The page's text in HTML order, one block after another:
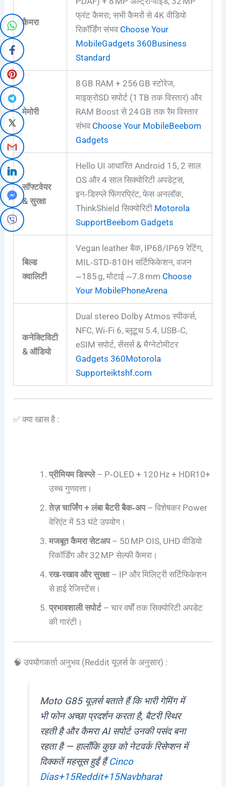
कैमरा
फ्रंट कैमरा; सभी कैमरों से 4K वीडियो
रिकॉर्डिंग संभव Choose Your
MobileGadgets 360Business
Standard
मेमोरी
8 GB RAM + 256 GB स्टोरेज,
माइक्रोSD सपोर्ट (1 TB तक विस्तार) और
RAM Boost से 24 GB तक रैम विस्तार
संभव Choose Your MobileBeebom
Gadgets
सॉफ्टवेयर
& सुरक्षा
Hello UI आधारित Android 15, 2 साल
OS और 4 साल सिक्योरिटी अपडेट्स,
इन‑डिस्प्ले फिंगरप्रिंट, फेस अनलॉक,
ThinkShield सिक्योरिटी Motorola
SupportBeebom Gadgets
बिल्ड
क्वालिटी
Vegan leather बैक, IP68/IP69 रेटिंग,
MIL‑STD‑810H सर्टिफिकेशन, वजन
~185 g, मोटाई ~7.8 mm Choose
Your MobilePhoneArena
कनेक्टिविटी
& ऑडियो
Dual stereo Dolby Atmos स्पीकर्स,
NFC, Wi‑Fi 6, ब्लूटूथ 5.4, USB‑C,
eSIM सपोर्ट, सेंसर्स & मैग्नेटोमीटर
Gadgets 360Motorola
Supporteiktshf.com
✅ क्या खास है :
प्रीमियम डिस्प्ले– P‑OLED + 120 Hz + HDR10+
उच्च गुणवत्ता।
तेज़ चार्जिंग + लंबा बैटरी बैक‑अप– विशेषकर Power
वेरिएंट में 53 घंटे उपयोग।
मजबूत कैमरा सेटअप– 50 MP OIS, UHD वीडियो
रिकॉर्डिंग और 32 MP सेल्फी कैमरा।
रख‑रखाव और सुरक्षा– IP और मिलिट्री सर्टिफिकेशन
से हाई रेजिस्टेंस।
प्रभावशाली सपोर्ट– चार वर्षों तक सिक्योरिटी अपडेट
की गारंटी।
🧠 उपयोगकर्ता अनुभव (Reddit यूज़र्स के अनुसार) :
Moto G85 यूज़र्स बताते हैं कि भारी गेमिंग में
भी फोन अच्छा प्रदर्शन करता है, बैटरी स्थिर
रहती है और कैमरा AI सपोर्ट उनकी पसंद बना
रहता है — हालाँकि कुछ को नेटवर्क रिसेप्शन में
दिक्कतें महसूस हुईं हैं Cinco
Días+15Reddit+15Navbharat